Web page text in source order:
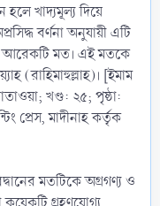
খাদ্যমূল্য দিয়ে
বর্ণনা অনুযায়ী এটি
আরেকটি মত। এই মতকে
(রাহিমাহুল্লাহ)। [ইমাম
খণ্ড: ২৫; পৃষ্ঠা:
প্রেস, মাদীনাহ কর্তৃক
মতটিকে অগ্রগণ্য ও